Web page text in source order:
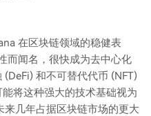
在区块链领域的稳健表
而闻名，很快成为去中心化
和不可替代代币 (NFT)
将这种强大的技术基础视为
几年占据区块链市场的更大